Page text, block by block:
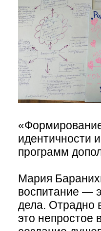
идентичности
программ
Мария
воспитание —
дела. Отрадно
это непростое